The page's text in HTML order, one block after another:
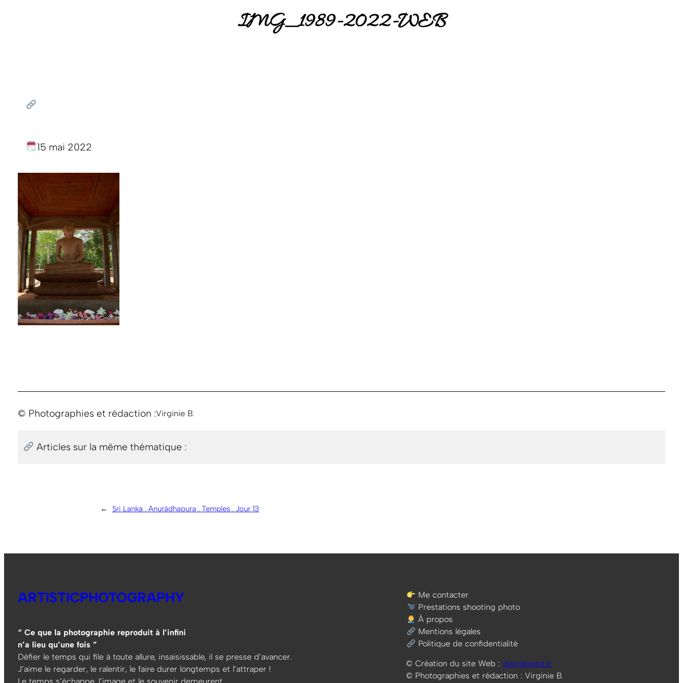
IMG_1989-2022-WEB
15 mai 2022
© Photographies et rédaction :Virginie B.
Articles sur la même thématique :
← Sri Lanka . Anurâdhapura . Temples . Jour 13
ARTISTICPHOTOGRAPHY
“ Ce que la photographie reproduit à l’infini
n’a lieu qu’une fois ”
Défier le temps qui file à toute allure, insaisissable, il se presse d’avancer.
J’aime le regarder, le ralentir, le faire durer longtemps et l’attraper !
Me contacter
Prestations shooting photo
À propos
Mentions légales
Politique de confidentialité
© Création du site Web : digitalneed.fr
© Photographies et rédaction : Virginie B.